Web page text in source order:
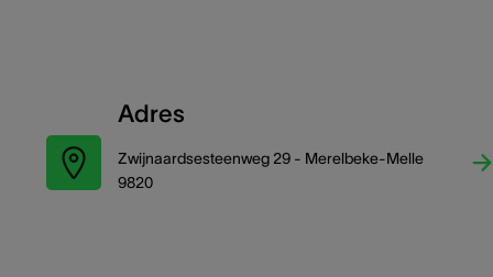
Adres
Zwijnaardsesteenweg 29 - Merelbeke-Melle
9820